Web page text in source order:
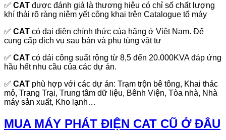
✅ CAT được đánh giá là thương hiệu có chỉ số chất lượng
khí thải rõ ràng niêm yết công khai trên Catalogue tổ máy
✅ CAT có đại diện chính thức của hãng ở Việt Nam. Để
cung cấp dịch vụ sau bán và phụ tùng vật tư
✅ CAT có dải công suất rộng từ 8,5 đến 20.000KVA đáp ứng
hầu hết nhu cầu của các dự án.
✅ CAT phù hợp với các dự án: Trạm trộn bê tông, Khai thác
mỏ, Trang Trại, Trung tâm dữ liệu, Bênh Viện, Tòa nhà, Nhà
máy sản xuất, Kho lạnh…
MUA MÁY PHÁT ĐIỆN CAT CŨ Ở ĐÂU